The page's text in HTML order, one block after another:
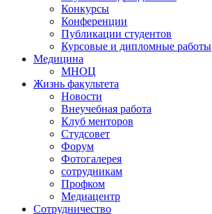
Конкурсы
Конференции
Публикации студентов
Курсовые и дипломные работы
Медицина
МНОЦ
Жизнь факультета
Новости
Внеучебная работа
Клуб менторов
Студсовет
Форум
Фотогалерея
сотрудникам
Профком
Медиацентр
Сотрудничество